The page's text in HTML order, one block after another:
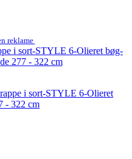
reklame
i sort-STYLE 6-Olieret
- 322 cm